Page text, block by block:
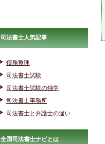
司法書士人気記事
債務整理
司法書士試験
司法書士試験の独学
司法書士事務所
司法書士と弁護士の違い
全国司法書士ナビとは